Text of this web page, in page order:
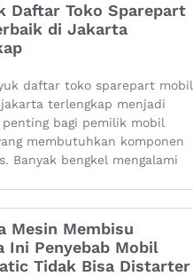
Daftar Toko Sparepart
di Jakarta
daftar toko sparepart mobil
terlengkap menjadi
bagi pemilik mobil
membutuhkan komponen
Banyak bengkel mengalami
Mesin Membisu
Ini Penyebab Mobil
Tidak Bisa Distarter